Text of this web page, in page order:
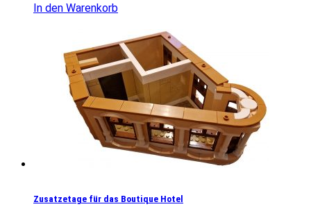
In den Warenkorb
Zusatzetage für das Boutique Hotel